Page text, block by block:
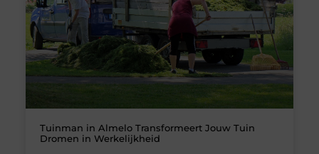
Tuinman in Almelo Transformeert Jouw Tuin
Dromen in Werkelijkheid